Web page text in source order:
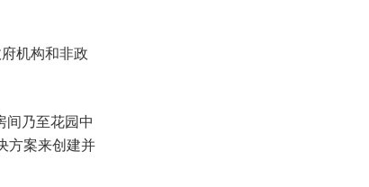
机构和非政
间乃至花园中
方案来创建并